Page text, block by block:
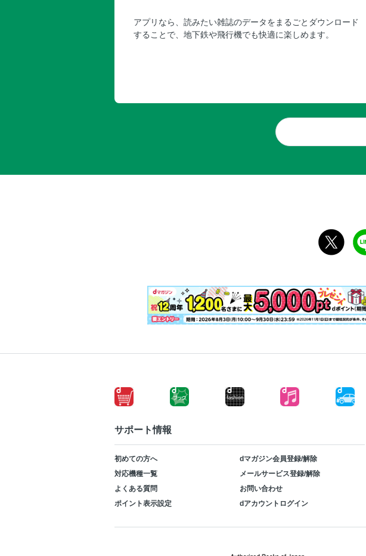
アプリなら、読みたい雑誌のデータをまるごとダウンロード
することで、地下鉄や飛行機でも快適に楽しめます。
サポート情報
初めての方へ
dマガジン会員登録/解除
対応機種一覧
メールサービス登録/解除
よくある質問
お問い合わせ
ポイント表示設定
dアカウントログイン